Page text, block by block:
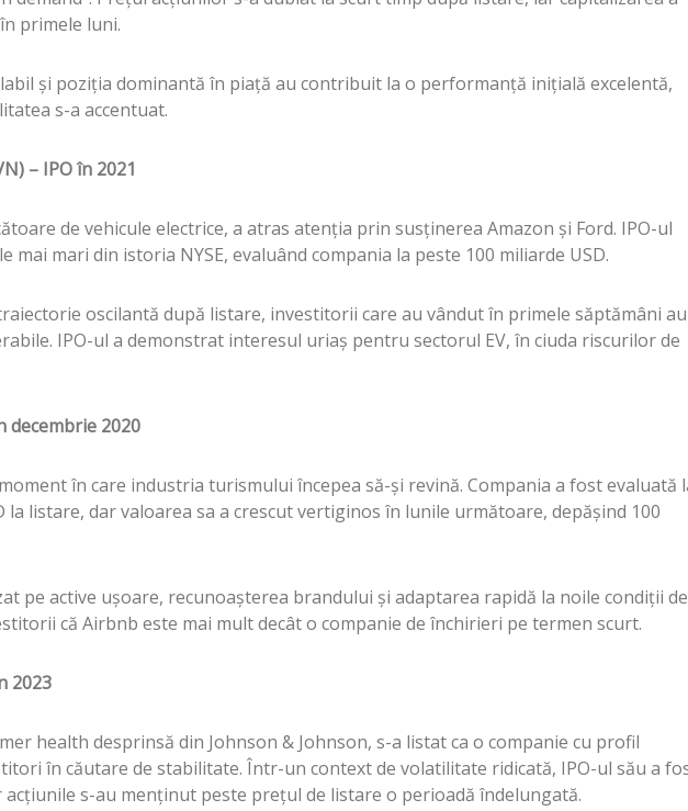
primele luni.
și poziția dominantă în piață au contribuit la o performanță inițială excelentă,
s-a accentuat.
– IPO în 2021
de vehicule electrice, a atras atenția prin susținerea Amazon și Ford. IPO-ul
mai mari din istoria NYSE, evaluând compania la peste 100 miliarde USD.
oscilantă după listare, investitorii care au vândut în primele săptămâni au
IPO-ul a demonstrat interesul uriaș pentru sectorul EV, în ciuda riscurilor de
decembrie 2020
în care industria turismului începea să-și revină. Compania a fost evaluată
la listare, dar valoarea sa a crescut vertiginos în lunile următoare, depășind 100
pe active ușoare, recunoașterea brandului și adaptarea rapidă la noile condiții de
că Airbnb este mai mult decât o companie de închirieri pe termen scurt.
2023
health desprinsă din Johnson & Johnson, s-a listat ca o companie cu profil
în căutare de stabilitate. Într-un context de volatilitate ridicată, IPO-ul său a
acțiunile s-au menținut peste prețul de listare o perioadă îndelungată.